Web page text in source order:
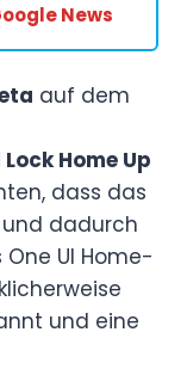
News
auf dem
Home Up
dass das
dadurch
UI Home-
und eine